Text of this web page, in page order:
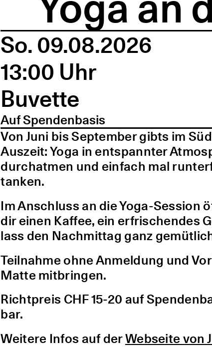
So. 09.08.2026
13:00 Uhr
Buvette
Auf Spendenbasis
Von Juni bis September gibts im
Auszeit: Yoga in entspannter
durchatmen und einfach mal
tanken.
Im Anschluss an die Yoga-Session
dir einen Kaffee, ein erfrischendes
lass den Nachmittag ganz
Teilnahme ohne Anmeldung und
Matte mitbringen.
Richtpreis CHF 15-20 auf
bar.
Weitere Infos auf derWebseite von